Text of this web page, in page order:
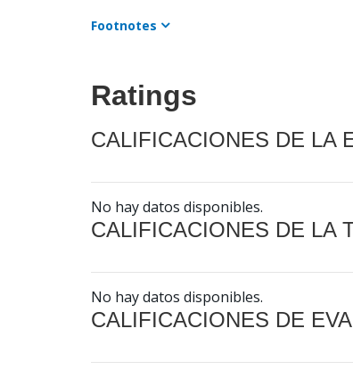
Footnotes
Ratings
CALIFICACIONES DE LA
No hay datos disponibles.
CALIFICACIONES DE LA
No hay datos disponibles.
CALIFICACIONES DE